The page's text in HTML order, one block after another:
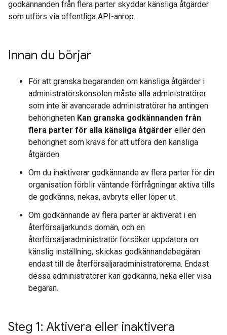
godkännanden från flera parter skyddar känsliga åtgärder
som utförs via offentliga API-anrop.
Innan du börjar
För att granska begäranden om känsliga åtgärder i
administratörskonsolen måste alla administratörer
som inte är avancerade administratörer ha antingen
behörigheten Kan granska godkännanden från
flera parter för alla känsliga åtgärder eller den
behörighet som krävs för att utföra den känsliga
åtgärden.
Om du inaktiverar godkännande av flera parter för din
organisation förblir väntande förfrågningar aktiva tills
de godkänns, nekas, avbryts eller löper ut.
Om godkännande av flera parter är aktiverat i en
återförsäljarkunds domän, och en
återförsäljaradministratör försöker uppdatera en
känslig inställning, skickas godkännandebegäran
endast till de återförsäljaradministratörerna. Endast
dessa administratörer kan godkänna, neka eller visa
begäran.
Steg 1: Aktivera eller inaktivera